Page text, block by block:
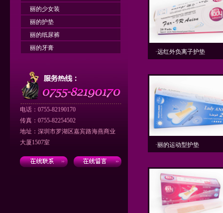
丽的少女装
丽的护垫
丽的纸尿裤
丽的牙膏
电话：0755-82190170
传真：0755-82254502
地址：深圳市罗湖区嘉宾路海燕商业
大厦1507室
·远红外负离子护垫
·丽的运动型护垫